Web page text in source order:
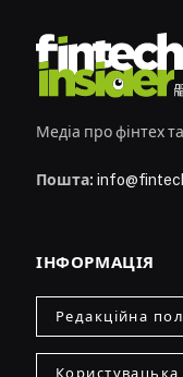
Медіа про фінтех
Пошта:
ІНФОРМАЦІЯ
Редакційна
Користувацька